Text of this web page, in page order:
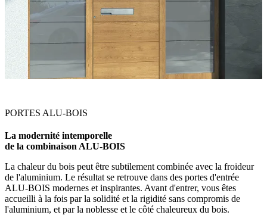
PORTES ALU-BOIS
La modernité intemporelle
de la combinaison ALU-BOIS
La chaleur du bois peut être subtilement combinée avec la froideur
de l'aluminium. Le résultat se retrouve dans des portes d'entrée
ALU-BOIS modernes et inspirantes. Avant d'entrer, vous êtes
accueilli à la fois par la solidité et la rigidité sans compromis de
l'aluminium, et par la noblesse et le côté chaleureux du bois.